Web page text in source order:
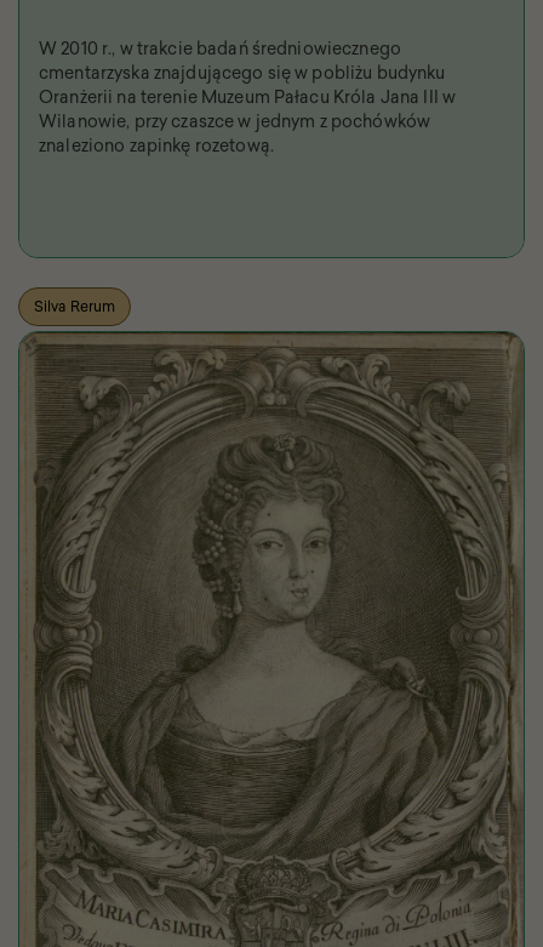
W 2010 r., w trakcie badań średniowiecznego
cmentarzyska znajdującego się w pobliżu budynku
Oranżerii na terenie Muzeum Pałacu Króla Jana III w
Wilanowie, przy czaszce w jednym z pochówków
znaleziono zapinkę rozetową.
Silva Rerum